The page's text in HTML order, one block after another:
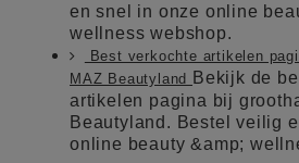
en snel in onze online
wellness webshop.
Best verkochte artikelen
MAZ Beautyland
Bekijk de
artikelen pagina bij
Beautyland. Bestel veilig
online beauty &amp;